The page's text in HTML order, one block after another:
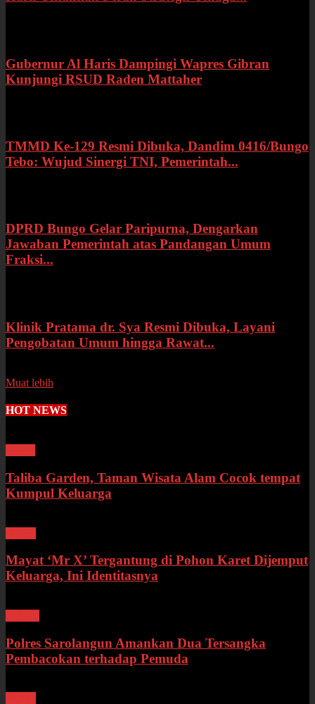
Gubernur Al Haris Dampingi Wapres Gibran
Kunjungi RSUD Raden Mattaher
TMMD Ke-129 Resmi Dibuka, Dandim 0416/Bungo
Tebo: Wujud Sinergi TNI, Pemerintah...
DPRD Bungo Gelar Paripurna, Dengarkan
Jawaban Pemerintah atas Pandangan Umum
Fraksi...
Klinik Pratama dr. Sya Resmi Dibuka, Layani
Pengobatan Umum hingga Rawat...
Muat lebih
HOT NEWS
Taliba Garden, Taman Wisata Alam Cocok tempat
Kumpul Keluarga
Mayat ‘Mr X’ Tergantung di Pohon Karet Dijemput
Keluarga, Ini Identitasnya
Polres Sarolangun Amankan Dua Tersangka
Pembacokan terhadap Pemuda